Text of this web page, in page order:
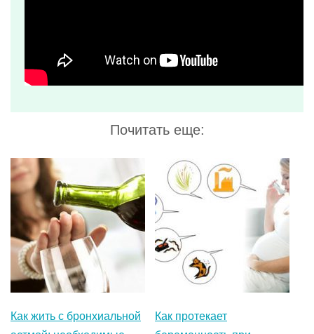
Как жить с бронхиальной
Как протекает